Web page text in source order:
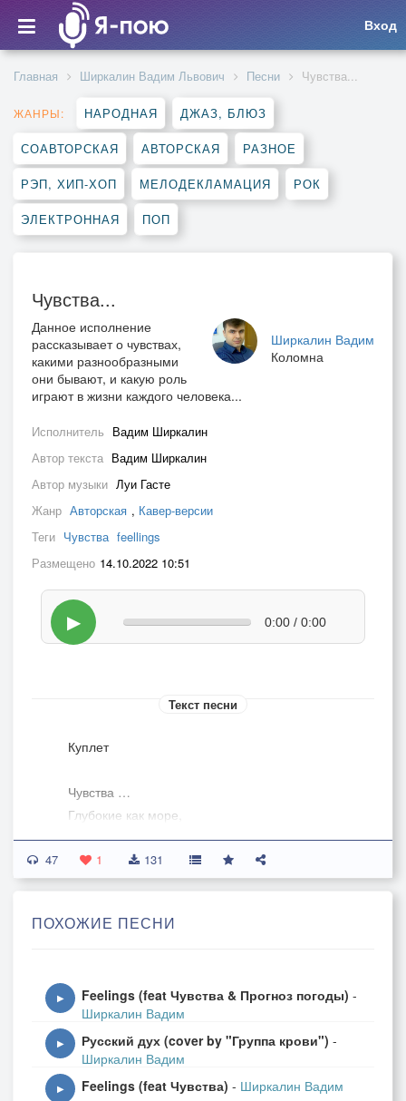
Вход
Главная Ширкалин Вадим Львович Песни Чувства...
ЖАНРЫ: НАРОДНАЯ ДЖАЗ, БЛЮЗ
СОАВТОРСКАЯ АВТОРСКАЯ РАЗНОЕ
РЭП, ХИП-ХОП МЕЛОДЕКЛАМАЦИЯ РОК
ЭЛЕКТРОННАЯ ПОП
Чувства...
Ширкалин Вадим
Коломна
Данное исполнение
рассказывает о чувствах,
какими разнообразными
они бывают, и какую роль
играют в жизни каждого человека...
Исполнитель Вадим Ширкалин
Автор текста Вадим Ширкалин
Автор музыки Луи Гасте
Жанр Авторская , Кавер-версии
Теги Чувства feellings
Размещено 14.10.2022 10:51
▶ 0:00 / 0:00
Текст песни
Куплет
Чувства …
Глубокие как море,
Яркие как солнце,
Холодные как лёд…
Нежные как розы,
Припев
Чувства …
47 1 131
ПОХОЖИЕ ПЕСНИ
▶ Feelings (feat Чувства & Прогноз погоды) -
Ширкалин Вадим
▶ Русский дух (cover by "Группа крови") -
Ширкалин Вадим
▶ Feelings (feat Чувства) - Ширкалин Вадим